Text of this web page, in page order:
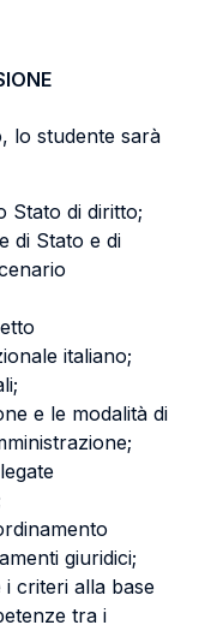
lo studente sarà
Stato di diritto;
di Stato e di
italiano;
e le modalità di
giuridici;
i criteri alla base
tra i